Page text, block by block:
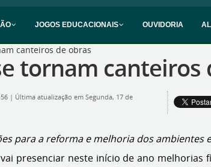
JOGOS EDUCACIONAIS OUVIDORIA
canteiros de obras
tornam canteiros
| Última atualização em Segunda, 17 de
para a reforma e melhoria dos ambientes
presenciar neste início de ano melhorias